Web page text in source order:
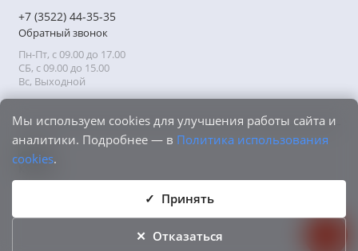
Мы используем cookies для улучшения работы сайта и
аналитики. Подробнее — в Политика использования
cookies.
Принять
Отказаться
+7 (3522) 44-35-35
Обратный звонок
Пн-Пт, с 09.00 до 17.00
СБ, с 09.00 до 15.00
Вс, Выходной